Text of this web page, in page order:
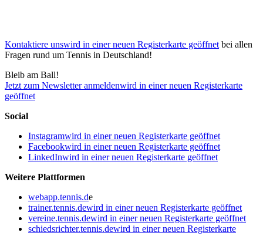
Kontaktiere unswird in einer neuen Registerkarte geöffnet bei allen
Fragen rund um Tennis in Deutschland!
Bleib am Ball!
Jetzt zum Newsletter anmeldenwird in einer neuen Registerkarte
geöffnet
Social
Instagramwird in einer neuen Registerkarte geöffnet
Facebookwird in einer neuen Registerkarte geöffnet
LinkedInwird in einer neuen Registerkarte geöffnet
Weitere Plattformen
webapp.tennis.de
trainer.tennis.dewird in einer neuen Registerkarte geöffnet
vereine.tennis.dewird in einer neuen Registerkarte geöffnet
schiedsrichter.tennis.dewird in einer neuen Registerkarte